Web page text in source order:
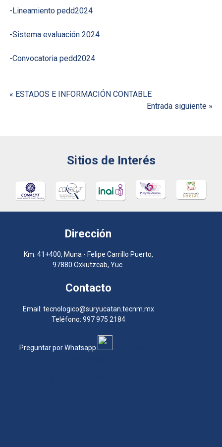
-Lineamiento pedd2024
-Sistema evaluación 2024
-Convocatoria pedd2024
Navegación
« ESTADOS E INFORMACIÓN CONTABLE
Entrada siguiente »
Sitios de Interés
Dirección
Km. 41+400, Muna - Felipe Carrillo Puerto,
97880 Oxkutzcab, Yuc.
Contacto
Email: tecnologico@suryucatan.tecnm.mx
Teléfono: 997 975 2184
Preguntar por Whatsapp